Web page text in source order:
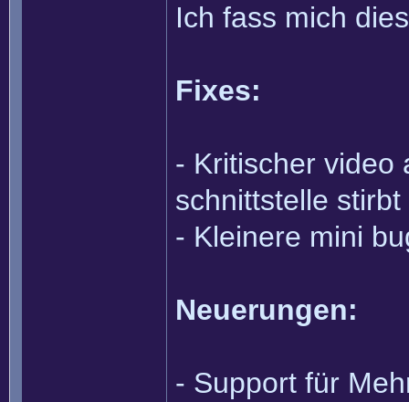
Ich fass mich
Fixes:
- Kritischer video
schnittstelle
- Kleinere mini
Neuerungen:
- Support für